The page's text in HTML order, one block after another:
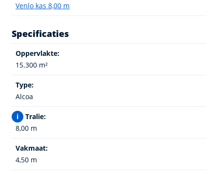
Venlo kas 8,00 m
Specificaties
Oppervlakte:
15.300 m²
Type:
Alcoa
i
Tralie:
8,00 m
Vakmaat:
4,50 m